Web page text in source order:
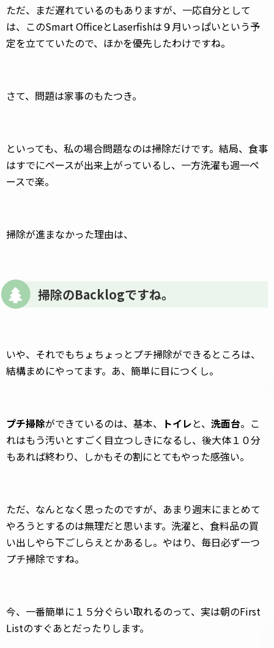
ただ、まだ遅れているのもありますが、一応自分として
は、このSmart OfficeとLaserfishは９月いっぱいという予
定を立てていたので、ほかを優先したわけですね。
さて、問題は家事のもたつき。
といっても、私の場合問題なのは掃除だけです。結局、食事
はすでにペースが出来上がっているし、一方洗濯も週一ペ
ースで楽。
掃除が進まなかった理由は、
掃除のBacklogですね。
いや、それでもちょちょっとプチ掃除ができるところは、
結構まめにやってます。あ、簡単に目につくし。
プチ掃除ができているのは、基本、 トイレと、 洗面台。こ
れはもう汚いとすごく目立つしきになるし、後大体１０分
もあれば終わり、しかもその割にとてもやった感強い。
ただ、なんとなく思ったのですが、あまり週末にまとめて
やろうとするのは無理だと思います。洗濯と、食料品の買
い出しやら下ごしらえとかあるし。やはり、毎日必ず一つ
プチ掃除ですね。
今、一番簡単に１５分ぐらい取れるのって、実は朝のFirst
Listのすぐあとだったりします。